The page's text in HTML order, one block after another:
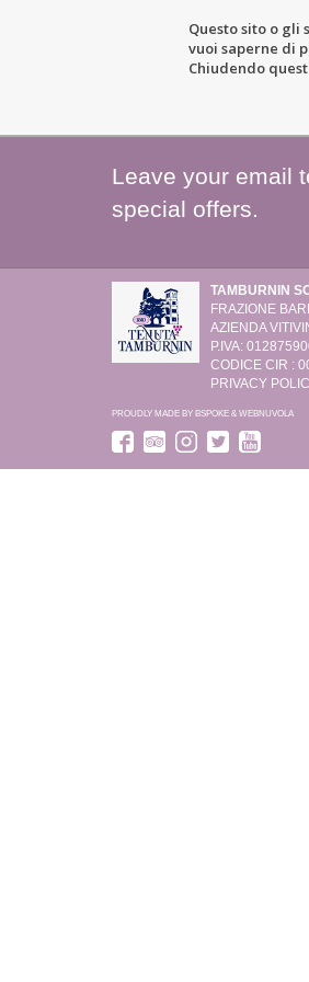
Questo sito o
vuoi saperne di
Chiudendo
LE
Leave your email
special offers.
TAMBURNIN
FRAZIONE
AZIENDA
P.IVA:
CODICE CIR :
PRIVACY
PROUDLY MADE BY BSPOKE & WEBNUVOLA